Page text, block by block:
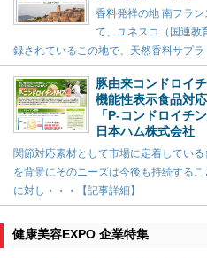
香料発祥の地 南フラ
て、ユネスコ（国連教
録されているこの地で、天然香料サプラ
豚由来コンドロイ
機能性表示食品対応
「P-コンドロイチ
日本ハム株式会社
関節対応素材として市場に定着してい
を背景にそのニーズは今後も持続する
に対し・・・【記事詳細】
健康美容EXPO 企業特集